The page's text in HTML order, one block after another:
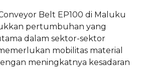
Belt EP100 di Maluku
pertumbuhan yang
dalam sektor-sektor
mobilitas material
meningkatnya kesadaran